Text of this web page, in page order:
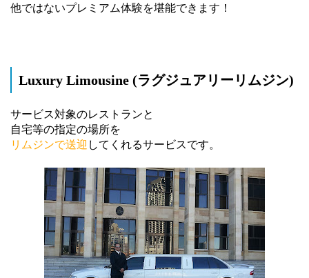
他ではないプレミアム体験を堪能できます！
Luxury Limousine (ラグジュアリーリムジン)
サービス対象のレストランと
自宅等の指定の場所を
リムジンで送迎 してくれるサービスです。